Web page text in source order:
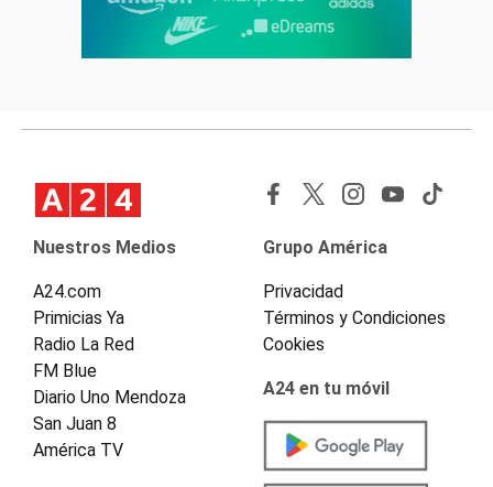
Nuestros Medios
A24.com
Primicias Ya
Radio La Red
FM Blue
Diario Uno Mendoza
San Juan 8
América TV
Grupo América
Privacidad
Términos y Condiciones
Cookies
A24 en tu móvil